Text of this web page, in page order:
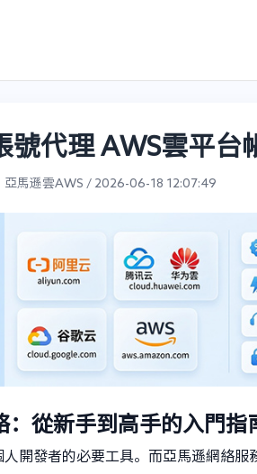
號代理 AWS雲平台
亞馬遜雲AWS / 2026-06-18 12:07:49
：從新手到高手的入門指
開發者的必要工具。而亞馬遜網絡